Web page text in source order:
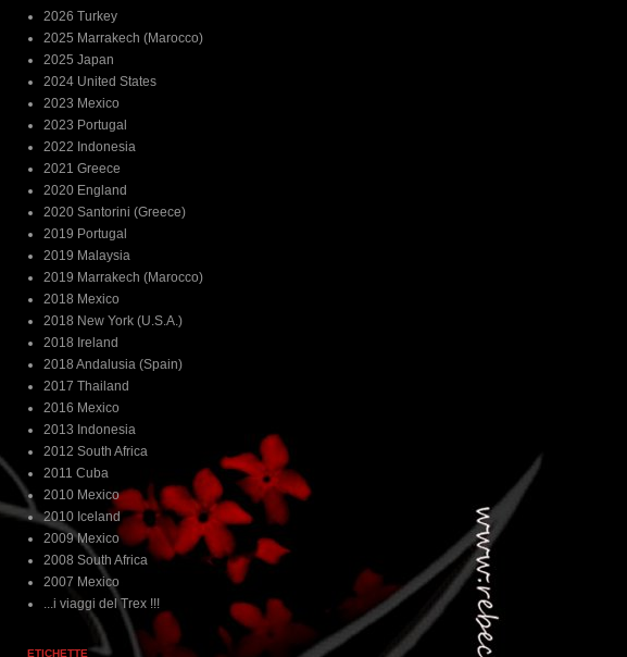
2026 Turkey
2025 Marrakech (Marocco)
2025 Japan
2024 United States
2023 Mexico
2023 Portugal
2022 Indonesia
2021 Greece
2020 England
2020 Santorini (Greece)
2019 Portugal
2019 Malaysia
2019 Marrakech (Marocco)
2018 Mexico
2018 New York (U.S.A.)
2018 Ireland
2018 Andalusia (Spain)
2017 Thailand
2016 Mexico
2013 Indonesia
2012 South Africa
2011 Cuba
2010 Mexico
2010 Iceland
2009 Mexico
2008 South Africa
2007 Mexico
...i viaggi del Trex !!!
ETICHETTE